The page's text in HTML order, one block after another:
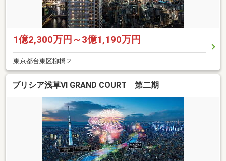
1億2,300万円～3億1,190万円
東京都台東区柳橋２
ブリシア浅草VI GRAND COURT 第二期